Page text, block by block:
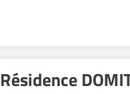
Résidence